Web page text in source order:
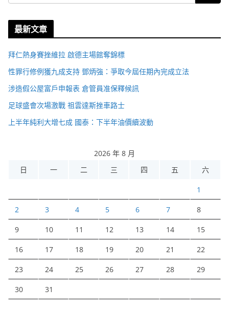
最新文章
拜仁熱身賽挫維拉 啟德主場館奪錦標
性罪行修例獲九成支持 鄧炳強：爭取今屆任期內完成立法
涉造假公屋富戶申報表 倉管員准保釋候訊
足球盛會次場激戰 祖雲達斯挫車路士
上半年純利大增七成 國泰：下半年油價續波動
2026 年 8 月
日
一 二 三 四 五 六
1
2 3 4 5 6 7 8
9 10 11 12 13 14 15
16 17 18 19 20 21 22
23 24 25 26 27 28 29
30 31